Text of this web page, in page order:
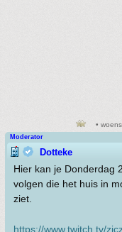
•
Moderator
Dotteke
Hier kan je Donderdag
volgen die het huis in
ziet.
https://www.twitch.tv/